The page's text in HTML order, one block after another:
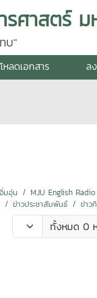
รศาสตร์
บ"
หลดเอกสาร ล
มอุ่น MJU English Radio
ข่าวประชาสัมพันธ์ ข่าว
ทั้งหมด 0